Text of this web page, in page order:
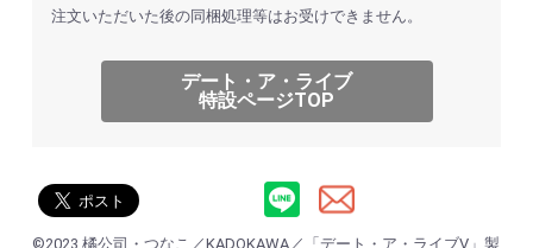
注文いただいた後の同梱処理等はお受けできません。
デート・ア・ライブ
特設ページTOP
©2023 橘公司・つなこ／KADOKAWA／「デート・ア・ライブⅤ」製